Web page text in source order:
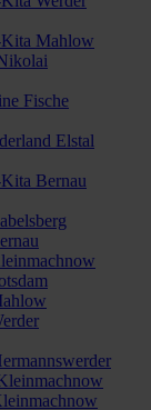
Kita Mahlow
Fische
Elstal
Bernau